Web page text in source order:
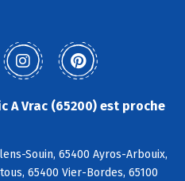
A Vrac (65200) est proche
Souin, 65400 Ayros-Arbouix,
65400 Vier-Bordes, 65100